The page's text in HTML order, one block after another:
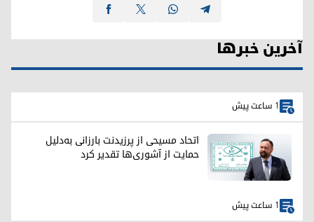
آخرین خبرها
1 ساعت پیش
اتحاد مسیحی از پرزیدنت بارزانی به‌دلیل
حمایت از آشوری‌ها تقدیر کرد
1 ساعت پیش